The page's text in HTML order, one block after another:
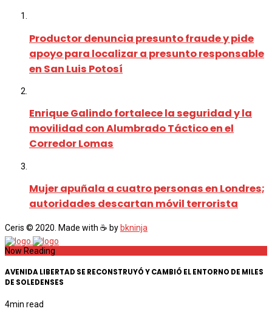
Productor denuncia presunto fraude y pide
apoyo para localizar a presunto responsable
en San Luis Potosí
Enrique Galindo fortalece la seguridad y la
movilidad con Alumbrado Táctico en el
Corredor Lomas
Mujer apuñala a cuatro personas en Londres;
autoridades descartan móvil terrorista
Ceris © 2020. Made with ☕ by bkninja
Now Reading
AVENIDA LIBERTAD SE RECONSTRUYÓ Y CAMBIÓ EL ENTORNO DE MILES
DE SOLEDENSES
4min read